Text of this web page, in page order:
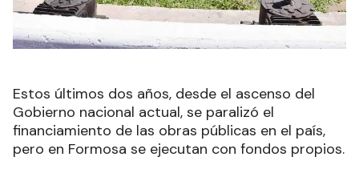
Estos últimos dos años, desde el ascenso del
Gobierno nacional actual, se paralizó el
financiamiento de las obras públicas en el país,
pero en Formosa se ejecutan con fondos propios.